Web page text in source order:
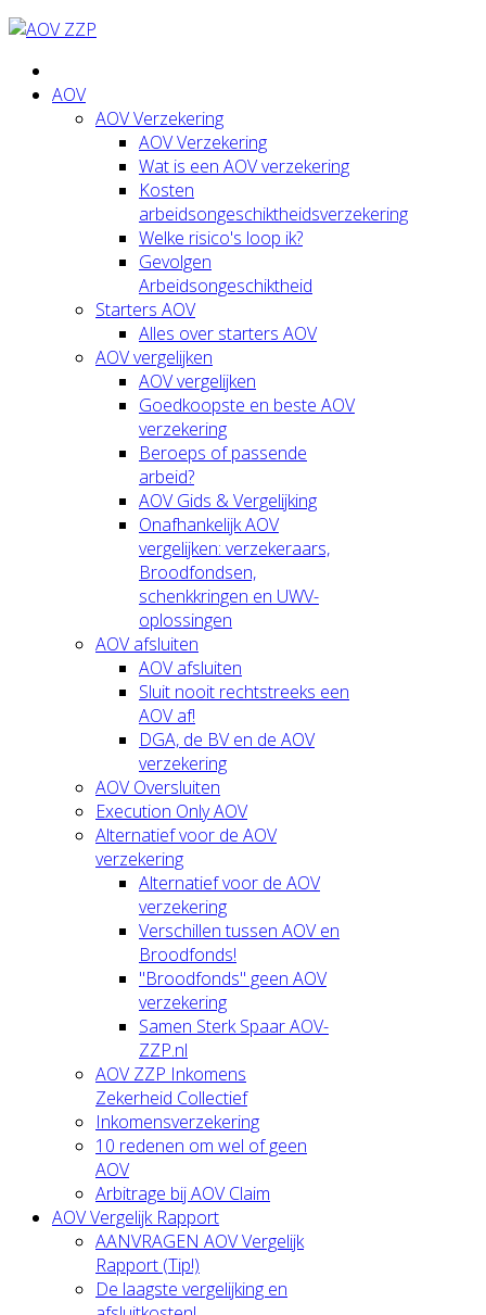
AOV
AOV Verzekering
AOV Verzekering
Wat is een AOV verzekering
Kosten
arbeidsongeschiktheidsverzekering
Welke risico's loop ik?
Gevolgen
Arbeidsongeschiktheid
Starters AOV
Alles over starters AOV
AOV vergelijken
AOV vergelijken
Goedkoopste en beste AOV
verzekering
Beroeps of passende
arbeid?
AOV Gids & Vergelijking
Onafhankelijk AOV
vergelijken: verzekeraars,
Broodfondsen,
schenkkringen en UWV-
oplossingen
AOV afsluiten
AOV afsluiten
Sluit nooit rechtstreeks een
AOV af!
DGA, de BV en de AOV
verzekering
AOV Oversluiten
Execution Only AOV
Alternatief voor de AOV
verzekering
Alternatief voor de AOV
verzekering
Verschillen tussen AOV en
Broodfonds!
"Broodfonds" geen AOV
verzekering
Samen Sterk Spaar AOV-
ZZP.nl
AOV ZZP Inkomens
Zekerheid Collectief
Inkomensverzekering
10 redenen om wel of geen
AOV
Arbitrage bij AOV Claim
AOV Vergelijk Rapport
AANVRAGEN AOV Vergelijk
Rapport (Tip!)
De laagste vergelijking en